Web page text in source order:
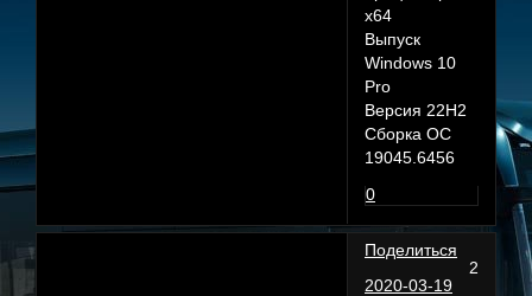
x64
Выпуск
Windows 10
Pro
Версия 22H2
Сборка ОС
19045.6456
0
Поделиться
2
2020-03-19